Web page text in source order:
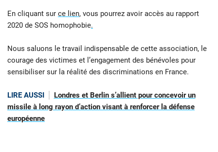
En cliquant sur ce lien, vous pourrez avoir accès au rapport
2020 de SOS homophobie.
Nous saluons le travail indispensable de cette association, le
courage des victimes et l’engagement des bénévoles pour
sensibiliser sur la réalité des discriminations en France.
LIRE AUSSI
Londres et Berlin s’allient pour concevoir un
missile à long rayon d’action visant à renforcer la défense
européenne